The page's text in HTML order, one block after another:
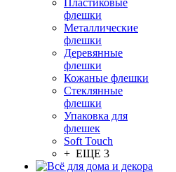
Пластиковые
флешки
Металлические
флешки
Деревянные
флешки
Кожаные флешки
Стеклянные
флешки
Упаковка для
флешек
Soft Touch
+ ЕЩЕ 3